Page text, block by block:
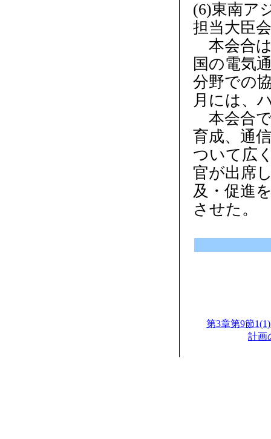
(6)東南ア
担当大臣
本会合は
国の電気
分野での
月には、
本会合
育成、通
ついて広
官が出席
及・促進
させた。
第3章第9節
計